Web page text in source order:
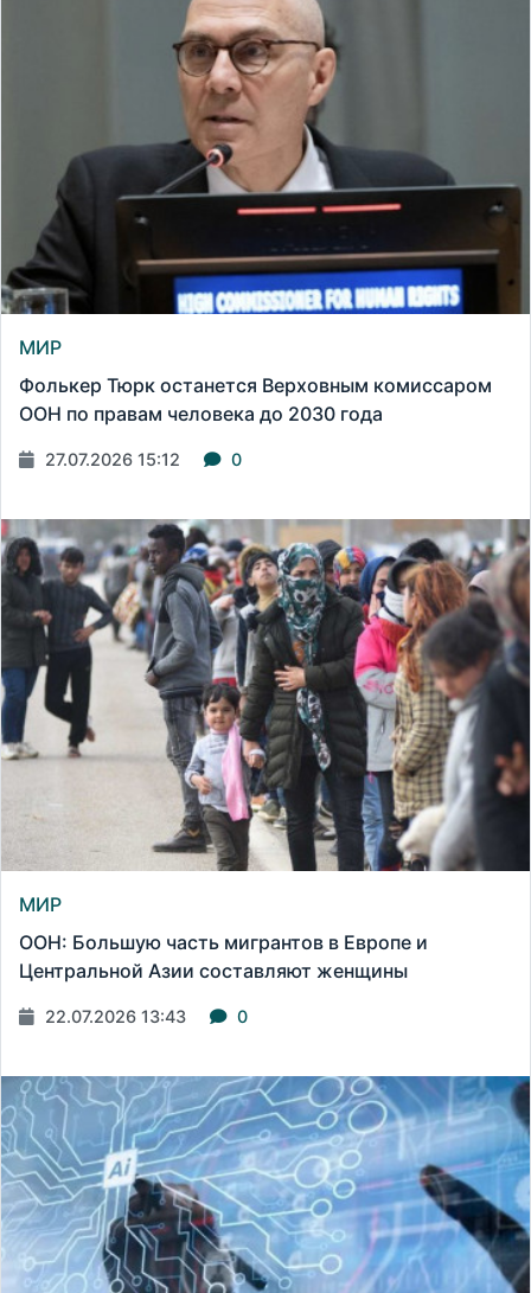
МИР
Фолькер Тюрк останется Верховным комиссаром
ООН по правам человека до 2030 года
27.07.2026 15:12 0
МИР
ООН: Большую часть мигрантов в Европе и
Центральной Азии составляют женщины
22.07.2026 13:43 0